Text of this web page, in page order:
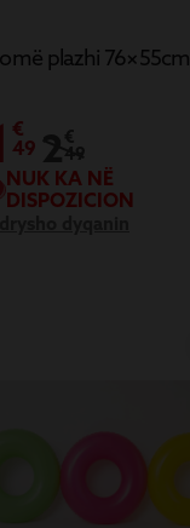
plazhi 76×55cm
€
49
NUK KA NË
DISPOZICION